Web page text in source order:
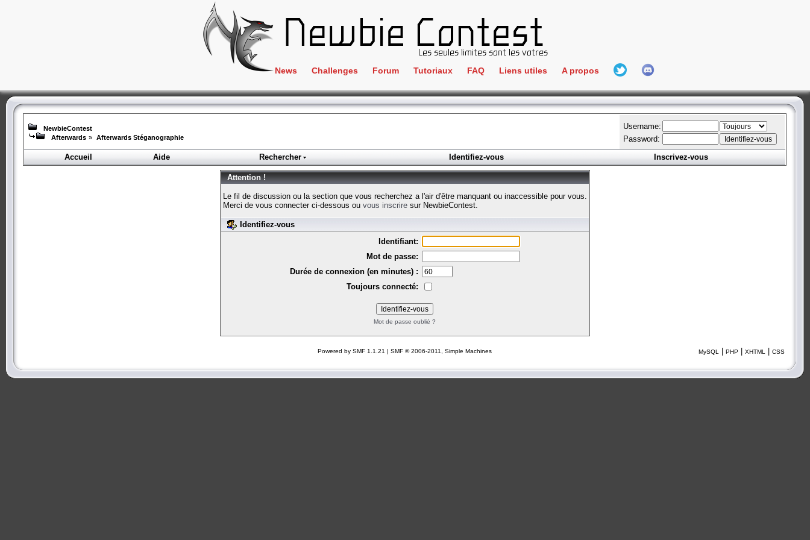
News Challenges
Crackme
ClientSide
Forensics
Hacking
Programmation
Stéganographie
Tous les challenges
Forum Tutoriaux FAQ Liens utiles
IRC
Newbie Connect
Partenaires
Réglement
A propos
L'équipe
Hall Of Fame
NewbieContest
Afterwards » Afterwards Stéganographie
Username:
Password:
Accueil
Aide Rechercher Identifiez-vous Inscrivez-vous
Attention !
Le fil de discussion ou la section que vous recherchez a l'air d'être manquant ou inaccessible pour vous.
Merci de vous connecter ci-dessous ou vous inscriresur NewbieContest.
Identifiez-vous
Identifiant:
Mot de passe:
Durée de connexion (en minutes) :
Toujours connecté:
Mot de passe oublié ?
Powered by SMF 1.1.21 | SMF © 2006-2011, Simple Machines MySQL | PHP | XHTML | CSS